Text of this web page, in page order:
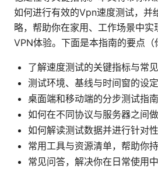
如何进行有效的Vpn速度测试，并
略，帮助你在家用、工作场景中实
VPN体验。下面是本指南的要点（
了解速度测试的关键指标与常
测试环境、基线与时间窗的设定
桌面端和移动端的分步测试指南
如何在不同协议与服务器之间
如何解读测试数据并进行针对
常用工具与资源清单，帮助你
常见问答，解决你在日常使用